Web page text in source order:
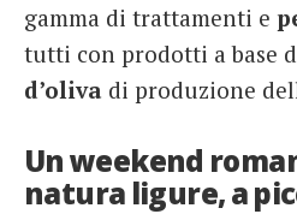
gamma di trattamenti e
tutti con prodotti a base
d’oliva di produzione
Un weekend
natura ligure, a